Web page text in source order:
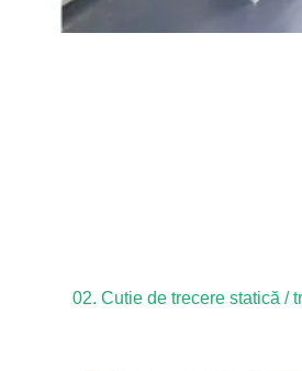
02. Cutie de trecere statică /